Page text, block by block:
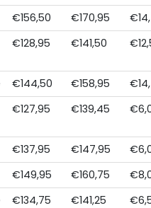
€156,50 €170,95
€128,95 €141,50
€144,50 €158,95
€127,95 €139,45
€137,95 €147,95
€149,95 €160,75
€134,75 €141,25